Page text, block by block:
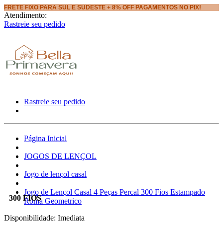
FRETE FIXO PARA SUL E SUDESTE + 8% OFF PAGAMENTOS NO PIX!
Atendimento:
Rastreie seu pedido
Rastreie seu pedido
Página Inicial
JOGOS DE LENÇOL
Jogo de lençol casal
Jogo de Lençol Casal 4 Peças Percal 300 Fios Estampado
Roma Geometrico
300 FIOS
Disponibilidade: Imediata